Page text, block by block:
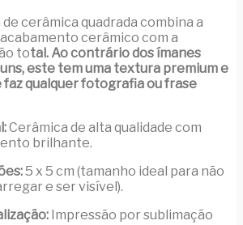
de cerâmica quadrada combina a
cerâmico com a
total. Ao contrário dos ímanes
este tem uma textura premium e
faz qualquer fotografia ou frase
Cerâmica de alta qualidade com
brilhante.
5 x 5 cm (tamanho ideal para não
e ser visível).
Impressão por sublimação